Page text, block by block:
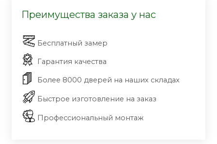
Преимущества заказа у нас
Бесплатный замер
Гарантия качества
Более 8000 дверей на наших складах
Быстрое изготовление на заказ
Профессиональный монтаж